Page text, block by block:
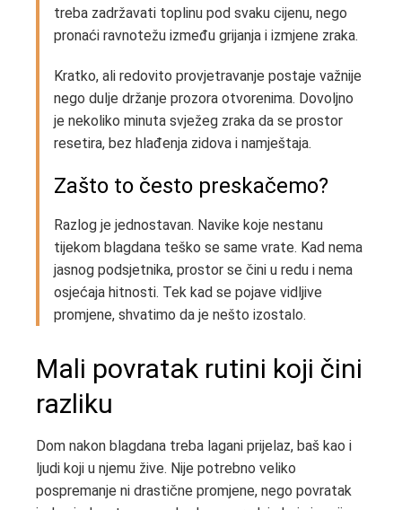
treba zadržavati toplinu pod svaku cijenu, nego
pronaći ravnotežu između grijanja i izmjene zraka.
Kratko, ali redovito provjetravanje postaje važnije
nego dulje držanje prozora otvorenima. Dovoljno
je nekoliko minuta svježeg zraka da se prostor
resetira, bez hlađenja zidova i namještaja.
Zašto to često preskačemo?
Razlog je jednostavan. Navike koje nestanu
tijekom blagdana teško se same vrate. Kad nema
jasnog podsjetnika, prostor se čini u redu i nema
osjećaja hitnosti. Tek kad se pojave vidljive
promjene, shvatimo da je nešto izostalo.
Mali povratak rutini koji čini
razliku
Dom nakon blagdana treba lagani prijelaz, baš kao i
ljudi koji u njemu žive. Nije potrebno veliko
pospremanje ni drastične promjene, nego povratak